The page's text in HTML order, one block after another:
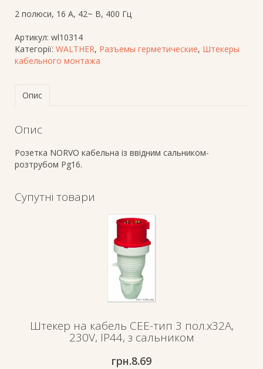
2 полюси, 16 A, 42~ В, 400 Гц
Артикул: wl10314
Категорії: WALTHER, Разъемы герметические, Штекеры
кабельного монтажа
Опис
Опис
Розетка NORVO кабельна із ввідним сальником-
розтрубом Pg16.
Супутні товари
Штекер на кабель СЕЕ-тип 3 пол.х32А,
230V, IP44, з сальником
грн.8.69